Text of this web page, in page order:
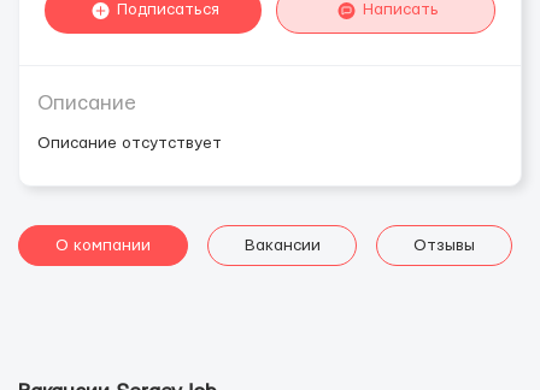
Подписаться Написать
Описание
Описание отсутствует
О компании Вакансии Отзывы